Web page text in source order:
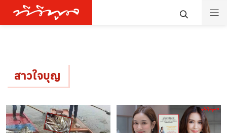
สาวใจบุญ